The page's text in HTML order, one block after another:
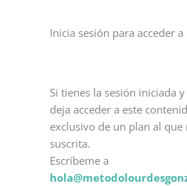
Inicia sesión para acceder
Si tienes la sesión iniciada
deja acceder a este
exclusivo de un plan al que
suscrita.
Escríbeme a